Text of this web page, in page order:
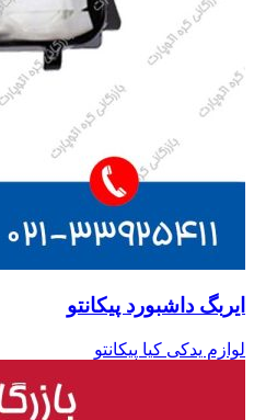
ایربگ داشبورد پیکانتو
لوازم یدکی کیا پیکانتو